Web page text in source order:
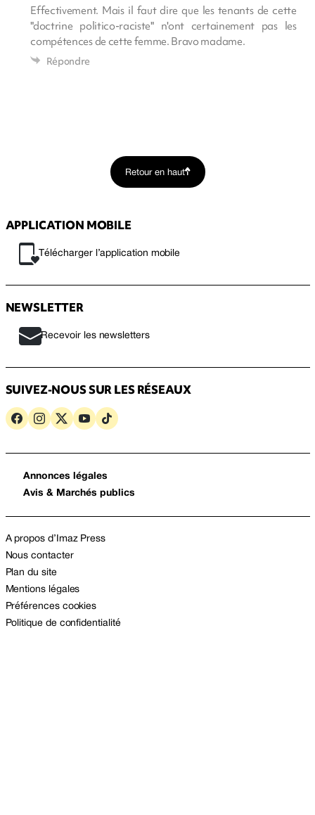
Effectivement. Mais il faut dire que les tenants de cette
"doctrine politico-raciste" n'ont certainement pas les
compétences de cette femme. Bravo madame.
Répondre
Retour en haut
APPLICATION MOBILE
Télécharger l’application mobile
NEWSLETTER
Recevoir les newsletters
SUIVEZ-NOUS SUR LES RÉSEAUX
Annonces légales
Avis & Marchés publics
A propos d’Imaz Press
Nous contacter
Plan du site
Mentions légales
Préférences cookies
Politique de confidentialité